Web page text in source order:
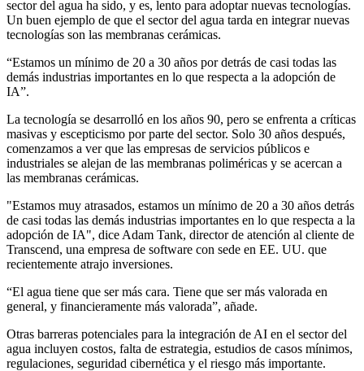
sector del agua ha sido, y es, lento para adoptar nuevas tecnologías.
Un buen ejemplo de que el sector del agua tarda en integrar nuevas
tecnologías son las membranas cerámicas.
“Estamos un mínimo de 20 a 30 años por detrás de casi todas las
demás industrias importantes en lo que respecta a la adopción de
IA”.
La tecnología se desarrolló en los años 90, pero se enfrenta a críticas
masivas y escepticismo por parte del sector. Solo 30 años después,
comenzamos a ver que las empresas de servicios públicos e
industriales se alejan de las membranas poliméricas y se acercan a
las membranas cerámicas.
"Estamos muy atrasados, estamos un mínimo de 20 a 30 años detrás
de casi todas las demás industrias importantes en lo que respecta a la
adopción de IA", dice Adam Tank, director de atención al cliente de
Transcend, una empresa de software con sede en EE. UU. que
recientemente atrajo inversiones.
“El agua tiene que ser más cara. Tiene que ser más valorada en
general, y financieramente más valorada”, añade.
Otras barreras potenciales para la integración de AI en el sector del
agua incluyen costos, falta de estrategia, estudios de casos mínimos,
regulaciones, seguridad cibernética y el riesgo más importante.